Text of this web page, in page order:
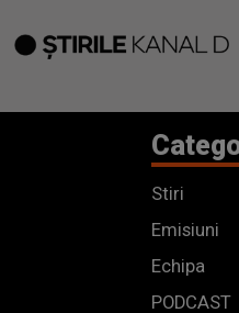
Stiri
Emisiuni
Echipa
PODCAST